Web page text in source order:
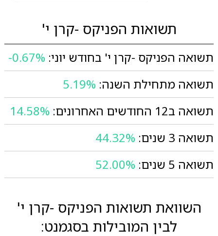
תשואות הפניקס -קרן י'
תשואה הפניקס -קרן י' בחודש יוני: -0.67%
תשואה מתחילת השנה: 5.19%
תשואה ב12 החודשים האחרונים:
14.58%
תשואה 3 שנים:
44.32%
תשואה 5 שנים:
52.00%
השוואת תשואות הפניקס -קרן י'
לבין המובילות בסגמנט: